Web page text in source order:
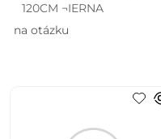
120CM ¬IERNA
na otázku